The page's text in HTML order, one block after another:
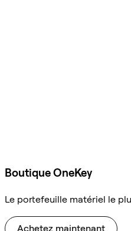
Boutique OneKey
Le portefeuille matériel le
Achetez maintenant